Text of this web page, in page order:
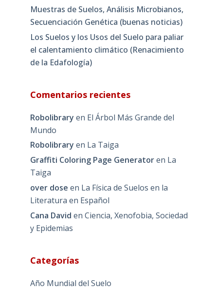
Muestras de Suelos, Análisis Microbianos,
Secuenciación Genética (buenas noticias)
Los Suelos y los Usos del Suelo para paliar
el calentamiento climático (Renacimiento
de la Edafología)
Comentarios recientes
Robolibrary en El Árbol Más Grande del
Mundo
Robolibrary en La Taiga
Graffiti Coloring Page Generatoren La
Taiga
over dose en La Física de Suelos en la
Literatura en Español
Cana David en Ciencia, Xenofobia, Sociedad
y Epidemias
Categorías
Año Mundial del Suelo